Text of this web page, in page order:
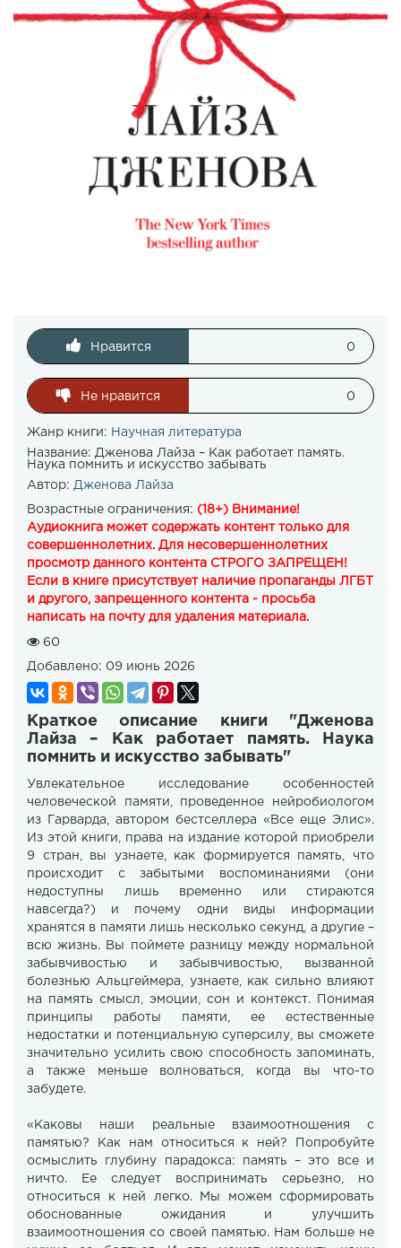
Нравится 0
Не нравится 0
Жанр книги: Научная литература
Название: Дженова Лайза – Как работает память.
Наука помнить и искусство забывать
Автор: Дженова Лайза
Возрастные ограничения: (18+) Внимание!
Аудиокнига может содержать контент только для
совершеннолетних. Для несовершеннолетних
просмотр данного контента СТРОГО ЗАПРЕЩЕН!
Если в книге присутствует наличие пропаганды ЛГБТ
и другого, запрещенного контента - просьба
написать на почту для удаления материала.
60
Добавлено: 09 июнь 2026
Краткое описание книги "Дженова
Лайза – Как работает память. Наука
помнить и искусство забывать"
Увлекательное исследование особенностей
человеческой памяти, проведенное нейробиологом
из Гарварда, автором бестселлера «Все еще Элис».
Из этой книги, права на издание которой приобрели
9 стран, вы узнаете, как формируется память, что
происходит с забытыми воспоминаниями (они
недоступны лишь временно или стираются
навсегда?) и почему одни виды информации
хранятся в памяти лишь несколько секунд, а другие –
всю жизнь. Вы поймете разницу между нормальной
забывчивостью и забывчивостью, вызванной
болезнью Альцгеймера, узнаете, как сильно влияют
на память смысл, эмоции, сон и контекст. Понимая
принципы работы памяти, ее естественные
недостатки и потенциальную суперсилу, вы сможете
значительно усилить свою способность запоминать,
а также меньше волноваться, когда вы что-то
забудете.
«Каковы наши реальные взаимоотношения с
памятью? Как нам относиться к ней? Попробуйте
осмыслить глубину парадокса: память – это все и
ничто. Ее следует воспринимать серьезно, но
относиться к ней легко. Мы можем сформировать
обоснованные ожидания и улучшить
взаимоотношения со своей памятью. Нам больше не